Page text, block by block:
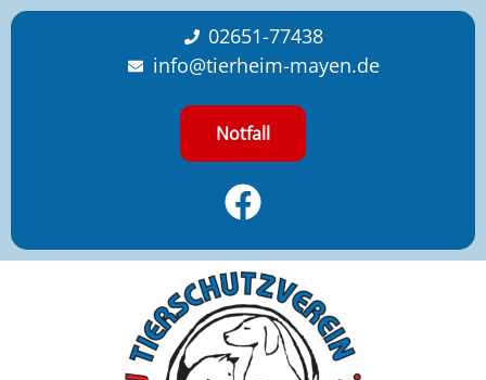
content
02651-77438
info@tierheim-mayen.de
Notfall